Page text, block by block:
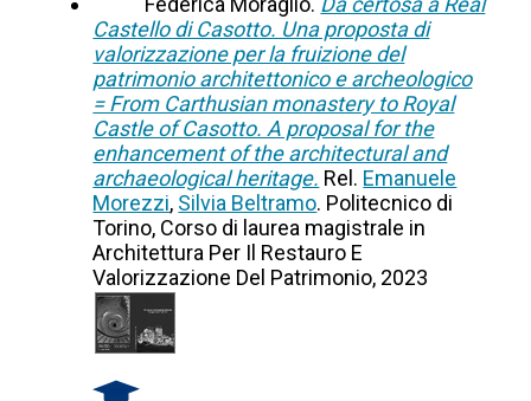
Castello di Casotto. Una proposta di
valorizzazione per la fruizione del
patrimonio architettonico e archeologico
= From Carthusian monastery to Royal
Castle of Casotto. A proposal for the
enhancement of the architectural and
archaeological heritage. Rel. Emanuele
Morezzi, Silvia Beltramo. Politecnico di
Torino, Corso di laurea magistrale in
Architettura Per Il Restauro E
Valorizzazione Del Patrimonio, 2023